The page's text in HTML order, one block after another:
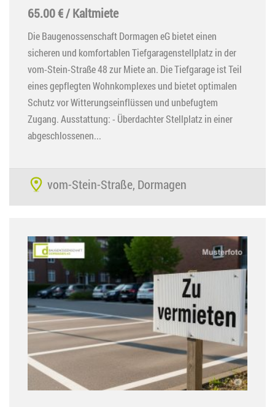
65.00 € / Kaltmiete
Die Baugenossenschaft Dormagen eG bietet einen
sicheren und komfortablen Tiefgaragenstellplatz in der
vom-Stein-Straße 48 zur Miete an. Die Tiefgarage ist Teil
eines gepflegten Wohnkomplexes und bietet optimalen
Schutz vor Witterungseinflüssen und unbefugtem
Zugang. Ausstattung: - Überdachter Stellplatz in einer
abgeschlossenen...
vom-Stein-Straße, Dormagen